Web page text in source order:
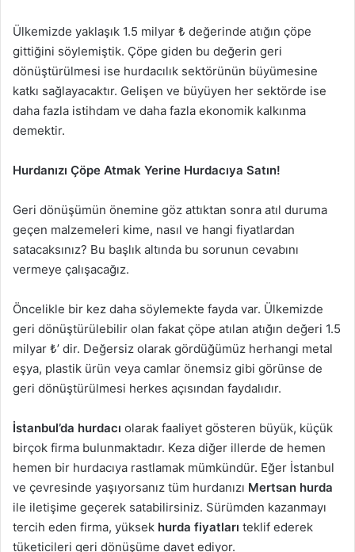
Ülkemizde yaklaşık 1.5 milyar ₺ değerinde atığın çöpe
gittiğini söylemiştik. Çöpe giden bu değerin geri
dönüştürülmesi ise hurdacılık sektörünün büyümesine
katkı sağlayacaktır. Gelişen ve büyüyen her sektörde ise
daha fazla istihdam ve daha fazla ekonomik kalkınma
demektir.
Hurdanızı Çöpe Atmak Yerine Hurdacıya Satın!
Geri dönüşümün önemine göz attıktan sonra atıl duruma
geçen malzemeleri kime, nasıl ve hangi fiyatlardan
satacaksınız? Bu başlık altında bu sorunun cevabını
vermeye çalışacağız.
Öncelikle bir kez daha söylemekte fayda var. Ülkemizde
geri dönüştürülebilir olan fakat çöpe atılan atığın değeri 1.5
milyar ₺’ dir. Değersiz olarak gördüğümüz herhangi metal
eşya, plastik ürün veya camlar önemsiz gibi görünse de
geri dönüştürülmesi herkes açısından faydalıdır.
İstanbul’da hurdacı olarak faaliyet gösteren büyük, küçük
birçok firma bulunmaktadır. Keza diğer illerde de hemen
hemen bir hurdacıya rastlamak mümkündür. Eğer İstanbul
ve çevresinde yaşıyorsanız tüm hurdanızı Mertsan hurda
ile iletişime geçerek satabilirsiniz. Sürümden kazanmayı
tercih eden firma, yüksek hurda fiyatları teklif ederek
tüketicileri geri dönüşüme davet ediyor.